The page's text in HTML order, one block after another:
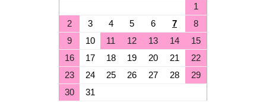
1
2
3 4 5 6 7
8
9
10 11 12 13 14
15
16
17 18 19 20 21
22
23
24 25 26 27 28
29
30
31